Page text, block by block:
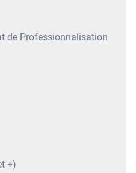
de Professionnalisation
+)